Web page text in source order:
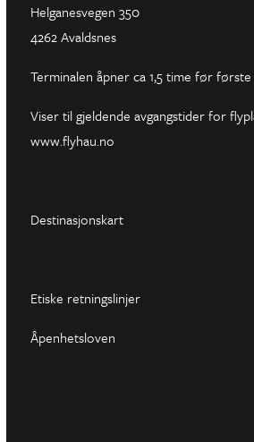
Helganesvegen 350
4262 Avaldsnes
Terminalen åpner ca 1,5 time før første
Viser til gjeldende avgangstider for
www.flyhau.no
Destinasjonskart
Etiske retningslinjer
Åpenhetsloven